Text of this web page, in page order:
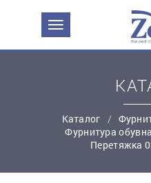
Каталог
Фурнитура
Перетяжка
ЗАДАТЬ ВОПРОС О
Эл. почта:*
Контактный телефон:*